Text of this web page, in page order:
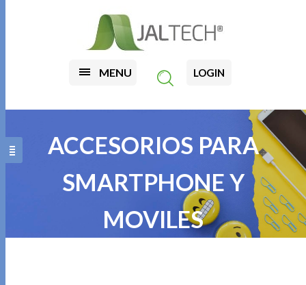
MENU LOGIN
ACCESORIOS PARA
SMARTPHONE Y
MOVILES